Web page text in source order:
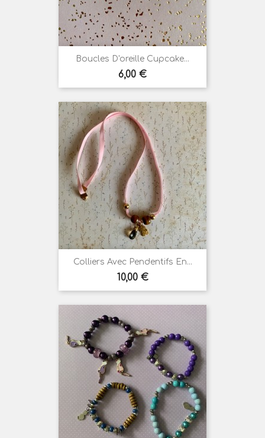
Boucles D'oreille Cupcake...
Prix
6,00 €
Colliers Avec Pendentifs En...
Prix
10,00 €